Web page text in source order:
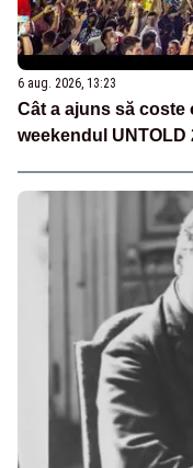
6 aug. 2026, 13:23
Cât a ajuns să coste
weekendul UNTOLD